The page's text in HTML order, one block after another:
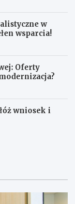
w
wsparcia!
Oferty
wniosek i